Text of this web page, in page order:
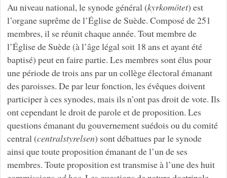
Au niveau national, le synode général (kyrkomötet) est
l’organe suprême de l’Église de Suède. Composé de 251
membres, il se réunit chaque année. Tout membre de
l’Église de Suède (à l’âge légal soit 18 ans et ayant été
baptisé) peut en faire partie. Les membres sont élus pour
une période de trois ans par un collège électoral émanant
des paroisses. De par leur fonction, les évêques doivent
participer à ces synodes, mais ils n’ont pas droit de vote. Ils
ont cependant le droit de parole et de proposition. Les
questions émanant du gouvernement suédois ou du comité
central (centralstyrelsen) sont débattues par le synode
ainsi que toute proposition émanant de l’un de ses
membres. Toute proposition est transmise à l’une des huit